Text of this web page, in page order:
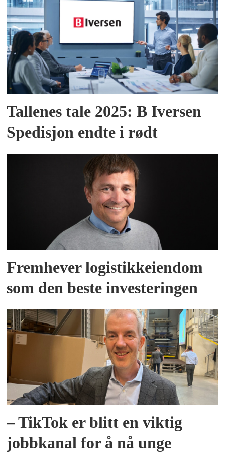
Tallenes tale 2025: B Iversen
Spedisjon endte i rødt
Fremhever logistikkeiendom
som den beste investeringen
– TikTok er blitt en viktig
jobbkanal for å nå unge